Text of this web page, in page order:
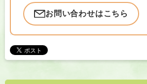
お問い合わせはこちら